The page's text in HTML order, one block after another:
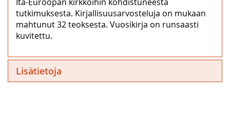
tutkimuksesta. Kirjallisuusarvosteluja on mukaan
mahtunut 32 teoksesta. Vuosikirja on runsaasti
kuvitettu.
Lisätietoja